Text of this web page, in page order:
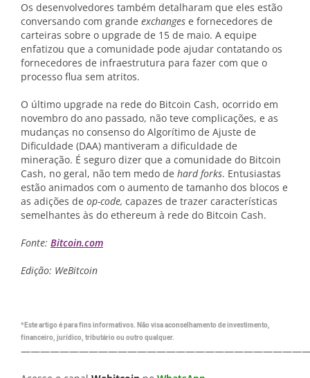
Os desenvolvedores também detalharam que eles estão
conversando com grande exchanges e fornecedores de
carteiras sobre o upgrade de 15 de maio. A equipe
enfatizou que a comunidade pode ajudar contatando os
fornecedores de infraestrutura para fazer com que o
processo flua sem atritos.
O último upgrade na rede do Bitcoin Cash, ocorrido em
novembro do ano passado, não teve complicações, e as
mudanças no consenso do Algorítimo de Ajuste de
Dificuldade (DAA) mantiveram a dificuldade de
mineração. É seguro dizer que a comunidade do Bitcoin
Cash, no geral, não tem medo de hard forks. Entusiastas
estão animados com o aumento de tamanho dos blocos e
as adições de op-code, capazes de trazer características
semelhantes às do ethereum à rede do Bitcoin Cash.
Fonte: Bitcoin.com
Edição: WeBitcoin
*Este artigo é para fins informativos. Não visa aconselhamento de investimento,
financeiro, jurídico, tributário ou outro qualquer.